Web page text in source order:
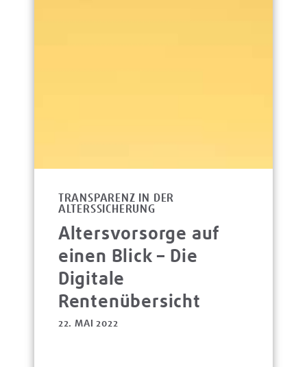
TRANSPARENZ IN DER
ALTERSSICHERUNG
Altersvorsorge auf
einen Blick – Die
Digitale
Rentenübersicht
22. MAI 2022